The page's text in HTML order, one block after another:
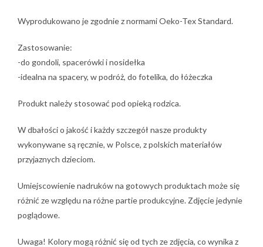
Wyprodukowano je zgodnie z normami Oeko-Tex Standard.
Zastosowanie:
-do gondoli, spacerówki i nosidełka
-idealna na spacery, w podróż, do fotelika, do łóżeczka
Produkt należy stosować pod opieką rodzica.
W dbałości o jakość i każdy szczegół nasze produkty
wykonywane są ręcznie, w Polsce, z polskich materiałów
przyjaznych dzieciom.
Umiejscowienie nadruków na gotowych produktach może się
różnić ze względu na różne partie produkcyjne. Zdjęcie jedynie
poglądowe.
Uwaga! Kolory mogą różnić się od tych ze zdjęcia, co wynika z